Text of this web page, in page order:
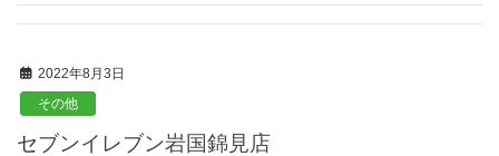
2022年8月3日
その他
セブンイレブン岩国錦見店